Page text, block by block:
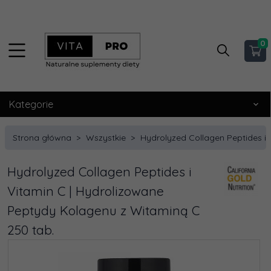
0
Kategorie
Strona główna Wszystkie Hydrolyzed Collagen Peptides
Hydrolyzed Collagen Peptides i
Vitamin C | Hydrolizowane
Peptydy Kolagenu z Witaminą C
250 tab.